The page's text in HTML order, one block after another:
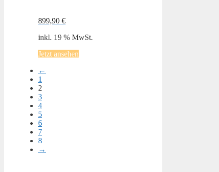
899,90 €
inkl. 19 % MwSt.
Jetzt ansehen
←
1
2
3
4
5
6
7
8
→